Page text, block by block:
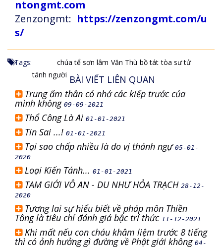
ntongmt.com
Zenzongmt: https://zenzongmt.com/u
s/
Tags: chúa tể sơn lâm Văn Thù bồ tát tòa sư tử
tánh người BÀI VIẾT LIÊN QUAN
Trung ấm thân có nhớ các kiếp trước của
mình không 09-09-2021
Thổ Công Là Ai 01-01-2021
Tin Sai ...! 01-01-2021
Tại sao chấp nhiều là do vị thánh ngự 05-01-
2020
Loại Kiến Tánh... 01-01-2021
TAM GIỚI VÔ AN - DU NHƯ HỎA TRẠCH 28-12-
2020
Tương lai sự hiểu biết về pháp môn Thiền
Tông là tiêu chí đánh giá bậc trí thức 11-12-2021
Khi mất nếu con cháu khâm liệm trước 8 tiếng
thì có ảnh hưởng gì đường về Phật giới không 04-